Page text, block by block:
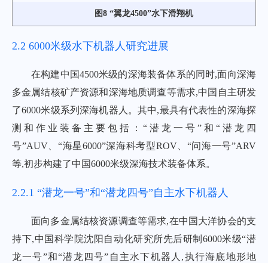
图8 “翼龙4500”水下滑翔机
2.2 6000米级水下机器人研究进展
在构建中国4500米级的深海装备体系的同时,面向深海
多金属结核矿产资源和深海地质调查等需求,中国自主研发
了6000米级系列深海机器人。其中,最具有代表性的深海探
测和作业装备主要包括：“潜龙一号”和“潜龙四
号”AUV、“海星6000”深海科考型ROV、“问海一号”ARV
等,初步构建了中国6000米级深海技术装备体系。
2.2.1 “潜龙一号”和“潜龙四号”自主水下机器人
面向多金属结核资源调查等需求,在中国大洋协会的支
持下,中国科学院沈阳自动化研究所先后研制6000米级“潜
龙一号”和“潜龙四号”自主水下机器人,执行海底地形地